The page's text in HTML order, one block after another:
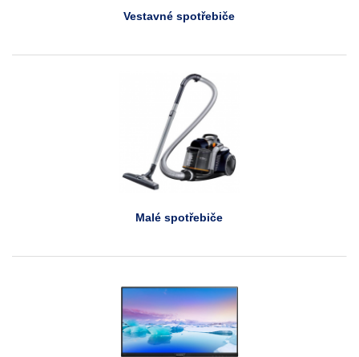
Vestavné spotřebiče
Malé spotřebiče